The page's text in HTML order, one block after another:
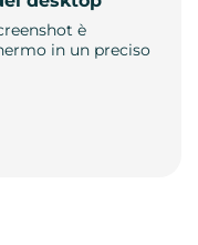
è
in un preciso